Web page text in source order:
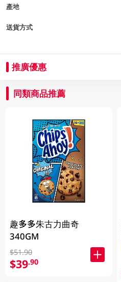
產地
送貨方式
推廣優惠
同類商品推薦
趣多多朱古力曲奇
340GM
$51.90
$39.90